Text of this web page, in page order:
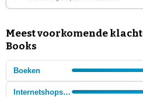
Meest voorkomende
Books
Boeken
Internetshops - Boeken en tijdschriften